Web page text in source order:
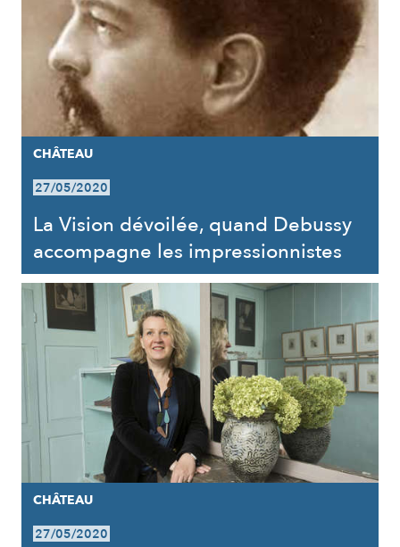
CHÂTEAU
27/05/2020
La Vision dévoilée, quand Debussy
accompagne les impressionnistes
CHÂTEAU
27/05/2020